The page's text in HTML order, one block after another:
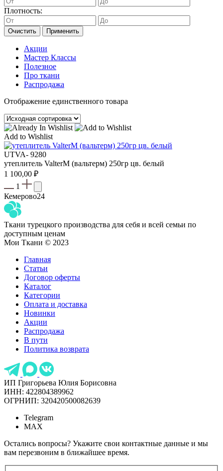
Плотность:
Очистить Применить
Акции
Мастер Классы
Полезное
Про ткани
Распродажа
Отображение единственного товара
Add to Wishlist
UTVA- 9280
утеплитель ValterM (вальтерм) 250гр цв. белый
1 100,00 ₽
1
Кемерово24
Ткани турецкого производства для себя и всей семьи по
доступным ценам
Мои Ткани © 2023
Главная
Статьи
Договор оферты
Каталог
Категории
Оплата и доставка
Новинки
Акции
Распродажа
В пути
Политика возврата
ИП Григорьева Юлия Борисовна
ИНН: 422804389962
ОГРНИП: 320420500082639
Telegram
MAX
Остались вопросы? Укажите свои контактные данные и мы
вам перезвоним в ближайшее время.